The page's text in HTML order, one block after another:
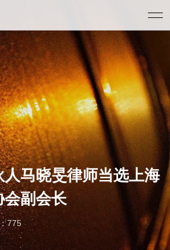
马晓旻律师当选上海
会副会长
775